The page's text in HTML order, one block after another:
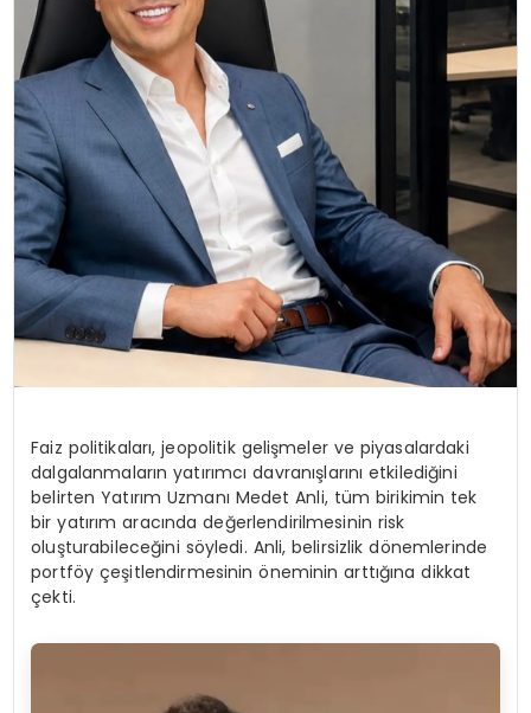
Faiz politikaları, jeopolitik gelişmeler ve piyasalardaki
dalgalanmaların yatırımcı davranışlarını etkilediğini
belirten Yatırım Uzmanı Medet Anli, tüm birikimin tek
bir yatırım aracında değerlendirilmesinin risk
oluşturabileceğini söyledi. Anli, belirsizlik dönemlerinde
portföy çeşitlendirmesinin öneminin arttığına dikkat
çekti.